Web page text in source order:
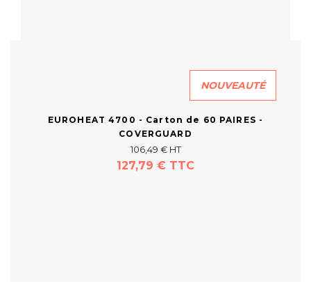
NOUVEAUTÉ
EUROHEAT 4700 - Carton de 60 PAIRES -
COVERGUARD
106,49 € HT
127,79 € TTC